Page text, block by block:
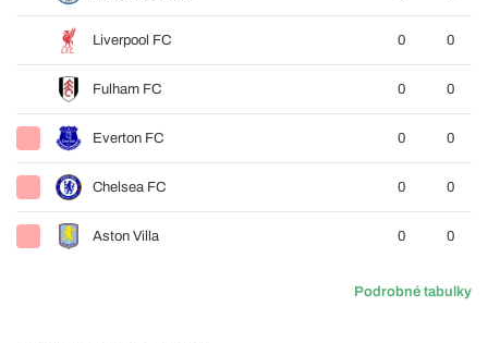
Liverpool FC 0 0
Fulham FC 0 0
Everton FC 0 0
Chelsea FC 0 0
Aston Villa 0 0
Podrobné tabulky